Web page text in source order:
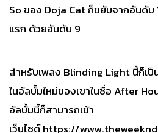
So ของ Doja Cat ก็ขยับจากอันดับ
แรก ด้วยอันดับ 9
สำหรับเพลง Blinding Light นี้ก็เป็
ในอัลบั้มใหม่ของเขาในชื่อ After
อัลบั้มนี้ก็สามารถเข้า
เว็บไซต์https://